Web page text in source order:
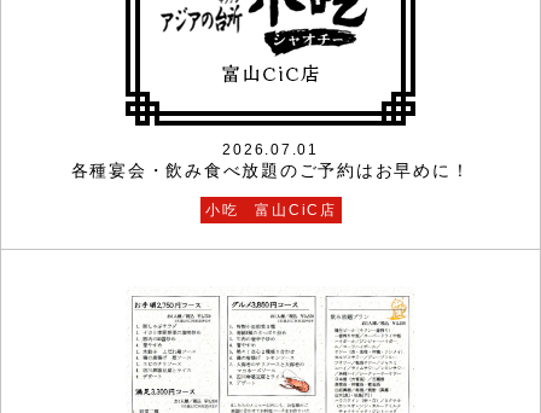
2026.07.01
各種宴会・飲み食べ放題のご予約はお早めに！
小吃 富山CiC店